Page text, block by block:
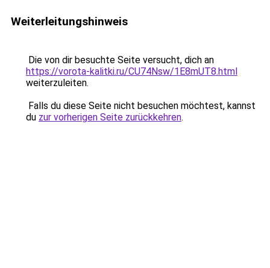
Weiterleitungshinweis
Die von dir besuchte Seite versucht, dich an
https://vorota-kalitki.ru/CU74Nsw/1E8mUT8.html
weiterzuleiten.
Falls du diese Seite nicht besuchen möchtest, kannst
du zur vorherigen Seite zurückkehren.